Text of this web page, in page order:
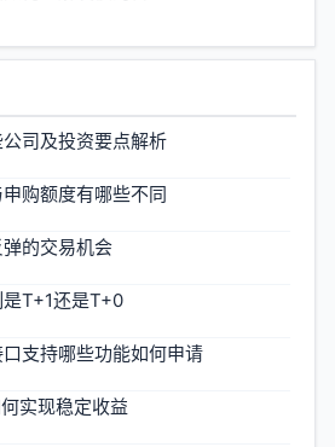
司及投资要点解析
购额度有哪些不同
的交易机会
T+1还是T+0
支持哪些功能如何申请
实现稳定收益